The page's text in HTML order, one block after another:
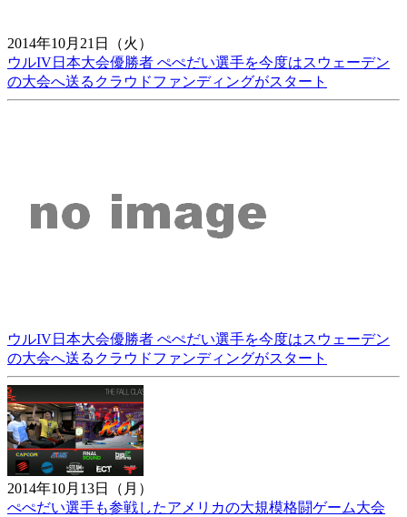
2014年10月21日（火）
ウルIV日本大会優勝者 ぺぺだい選手を今度はスウェーデン
の大会へ送るクラウドファンディングがスタート
ウルIV日本大会優勝者 ぺぺだい選手を今度はスウェーデン
の大会へ送るクラウドファンディングがスタート
2014年10月13日（月）
ぺぺだい選手も参戦したアメリカの大規模格闘ゲーム大会